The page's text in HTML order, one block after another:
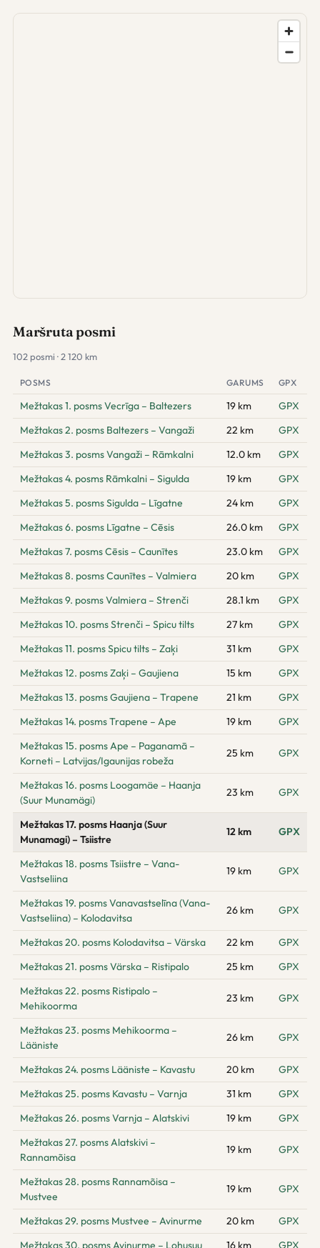
Maršruta posmi
102 posmi · 2 120 km
POSMS GARUMS GPX
Mežtakas 1. posms Vecrīga – Baltezers 19 km
GPX
Mežtakas 2. posms Baltezers – Vangaži
22 km
GPX
Mežtakas 3. posms Vangaži – Rāmkalni
12.0 km
GPX
Mežtakas 4. posms Rāmkalni – Sigulda
19 km
GPX
Mežtakas 5. posms Sigulda – Līgatne
24 km
GPX
Mežtakas 6. posms Līgatne – Cēsis
26.0 km
GPX
Mežtakas 7. posms Cēsis – Caunītes
23.0 km
GPX
Mežtakas 8. posms Caunītes – Valmiera
20 km
GPX
Mežtakas 9. posms Valmiera – Strenči
28.1 km
GPX
Mežtakas 10. posms Strenči – Spicu tilts
27 km
GPX
Mežtakas 11. posms Spicu tilts – Zaķi
31 km
GPX
Mežtakas 12. posms Zaķi – Gaujiena
15 km
GPX
Mežtakas 13. posms Gaujiena – Trapene
21 km
GPX
Mežtakas 14. posms Trapene – Ape
19 km
GPX
Mežtakas 15. posms Ape – Paganamā –
Korneti – Latvijas/Igaunijas robeža
25 km GPX
Mežtakas 16. posms Loogamäe – Haanja
(Suur Munamägi)
23 km GPX
Mežtakas 17. posms Haanja (Suur
Munamagi) – Tsiistre
12 km GPX
Mežtakas 18. posms Tsiistre – Vana-
Vastseliina
19 km GPX
Mežtakas 19. posms Vanavastselīna (Vana-
Vastseliina) – Kolodavitsa
26 km GPX
Mežtakas 20. posms Kolodavitsa – Värska 22 km
GPX
Mežtakas 21. posms Värska – Ristipalo
25 km
GPX
Mežtakas 22. posms Ristipalo –
Mehikoorma
23 km GPX
Mežtakas 23. posms Mehikoorma –
Lääniste
26 km GPX
Mežtakas 24. posms Lääniste – Kavastu 20 km
GPX
Mežtakas 25. posms Kavastu – Varnja
31 km
GPX
Mežtakas 26. posms Varnja – Alatskivi
19 km
GPX
Mežtakas 27. posms Alatskivi –
Rannamõisa
19 km GPX
Mežtakas 28. posms Rannamõisa –
Mustvee
19 km GPX
Mežtakas 29. posms Mustvee – Avinurme 20 km
GPX
Mežtakas 30. posms Avinurme – Lohusuu
16 km GPX